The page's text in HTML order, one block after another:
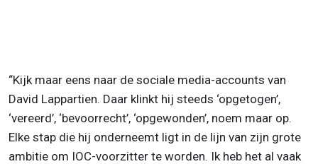
“Kijk maar eens naar de sociale media-accounts van
David Lappartien. Daar klinkt hij steeds ‘opgetogen’,
‘vereerd’, ‘bevoorrecht’, ‘opgewonden’, noem maar op.
Elke stap die hij onderneemt ligt in de lijn van zijn grote
ambitie om IOC-voorzitter te worden. Ik heb het al vaak